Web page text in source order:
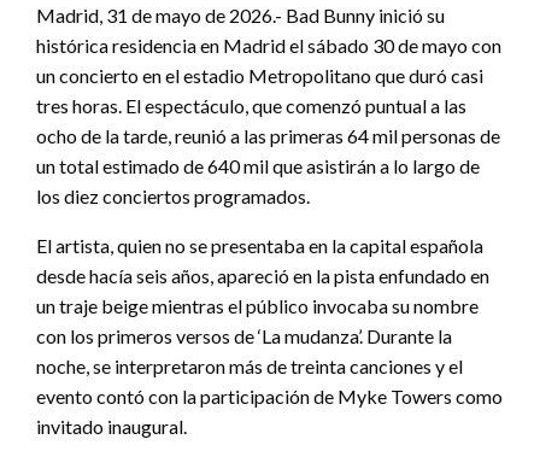
Madrid, 31 de mayo de 2026.- Bad Bunny inició su
histórica residencia en Madrid el sábado 30 de mayo con
un concierto en el estadio Metropolitano que duró casi
tres horas. El espectáculo, que comenzó puntual a las
ocho de la tarde, reunió a las primeras 64 mil personas de
un total estimado de 640 mil que asistirán a lo largo de
los diez conciertos programados.
El artista, quien no se presentaba en la capital española
desde hacía seis años, apareció en la pista enfundado en
un traje beige mientras el público invocaba su nombre
con los primeros versos de ‘La mudanza’. Durante la
noche, se interpretaron más de treinta canciones y el
evento contó con la participación de Myke Towers como
invitado inaugural.